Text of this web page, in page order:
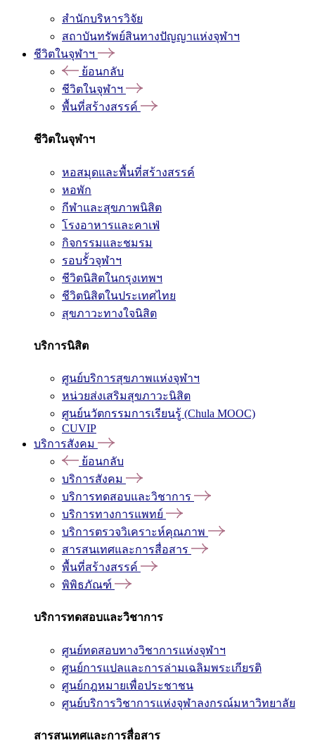
สำนักบริหารวิจัย
สถาบันทรัพย์สินทางปัญญาแห่งจุฬาฯ
ชีวิตในจุฬาฯ
ย้อนกลับ
ชีวิตในจุฬาฯ
พื้นที่สร้างสรรค์
ชีวิตในจุฬาฯ
หอสมุดและพื้นที่สร้างสรรค์
หอพัก
กีฬาและสุขภาพนิสิต
โรงอาหารและคาเฟ่
กิจกรรมและชมรม
รอบรั้วจุฬาฯ
ชีวิตนิสิตในกรุงเทพฯ
ชีวิตนิสิตในประเทศไทย
สุขภาวะทางใจนิสิต
บริการนิสิต
ศูนย์บริการสุขภาพแห่งจุฬาฯ
หน่วยส่งเสริมสุขภาวะนิสิต
ศูนย์นวัตกรรมการเรียนรู้ (Chula MOOC)
CUVIP
บริการสังคม
ย้อนกลับ
บริการสังคม
บริการทดสอบและวิชาการ
บริการทางการแพทย์
บริการตรวจวิเคราะห์คุณภาพ
สารสนเทศและการสื่อสาร
พื้นที่สร้างสรรค์
พิพิธภัณฑ์
บริการทดสอบและวิชาการ
ศูนย์ทดสอบทางวิชาการแห่งจุฬาฯ
ศูนย์การแปลและการล่ามเฉลิมพระเกียรติ
ศูนย์กฎหมายเพื่อประชาชน
ศูนย์บริการวิชาการแห่งจุฬาลงกรณ์มหาวิทยาลัย
สารสนเทศและการสื่อสาร